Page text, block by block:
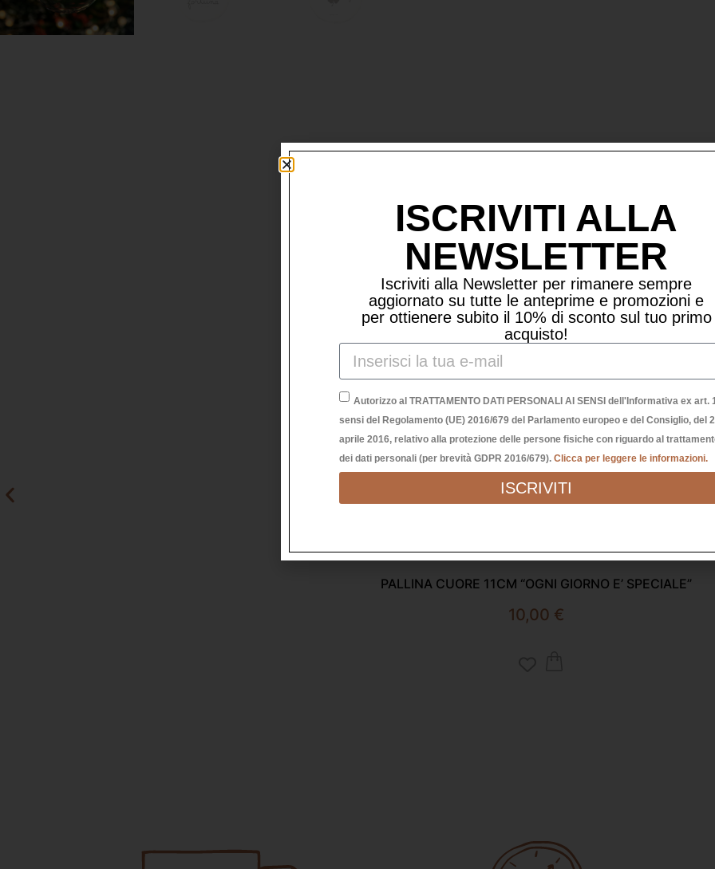
Prodotti Correlati
PALLINA CUORE 11CM “OGNI GIORNO E’ SPECIALE”
10,00 €
ISCRIVITI ALLA
NEWSLETTER
Iscriviti alla Newsletter per rimanere sempre
aggiornato su tutte le anteprime e promozioni e
per ottienere subito il 10% di sconto sul tuo primo
acquisto!
Autorizzo al TRATTAMENTO DATI PERSONALI AI SENSI dell'Informativa ex art.
sensi del Regolamento (UE) 2016/679 del Parlamento europeo e del Consiglio, del
aprile 2016, relativo alla protezione delle persone fisiche con riguardo al
dei dati personali (per brevità GDPR 2016/679). Clicca per leggere le informazioni.
ISCRIVITI